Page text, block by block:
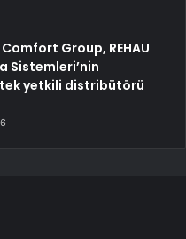
Group, REHAU
Sistemleri’nin
tek yetkili distribütörü